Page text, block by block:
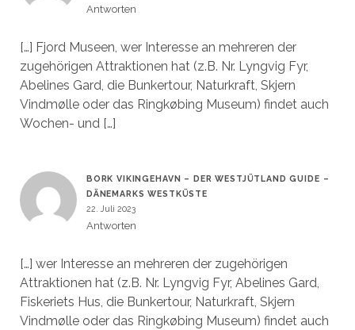
Antworten
[…] Fjord Museen, wer Interesse an mehreren der
zugehörigen Attraktionen hat (z.B. Nr. Lyngvig Fyr,
Abelines Gard, die Bunkertour, Naturkraft, Skjern
Vindmølle oder das Ringkøbing Museum) findet auch
Wochen- und […]
BORK VIKINGEHAVN – DER WESTJÜTLAND GUIDE –
DÄNEMARKS WESTKÜSTE
22. Juli 2023
Antworten
[…] wer Interesse an mehreren der zugehörigen
Attraktionen hat (z.B. Nr. Lyngvig Fyr, Abelines Gard,
Fiskeriets Hus, die Bunkertour, Naturkraft, Skjern
Vindmølle oder das Ringkøbing Museum) findet auch